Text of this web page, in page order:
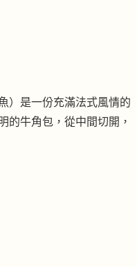
）是一份充滿法式風情的
的牛角包，從中間切開，